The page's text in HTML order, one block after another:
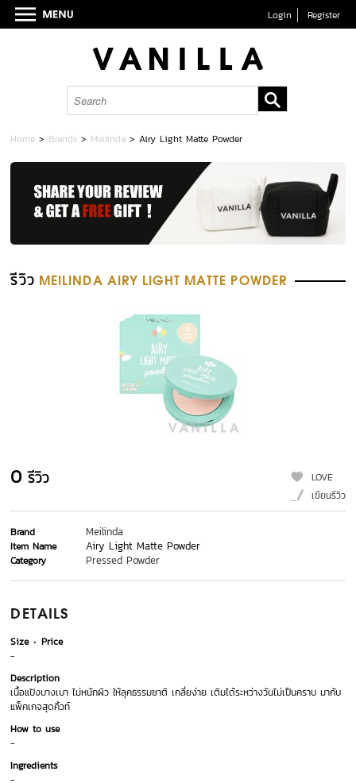
Login Register
Home > Brands > Meilinda >Airy Light Matte Powder
รีวิว MEILINDA AIRY LIGHT MATTE POWDER
0 รีวิว
LOVE
เขียนรีวิว
Brand Meilinda
Item Name Airy Light Matte Powder
Category Pressed Powder
DETAILS
Size
Price
-
Description
เนื้อแป้งบางเบา ไม่หนักผิว ให้ลุคธรรมชาติ เกลี่ยง่าย เติมได้ระหว่างวันไม่เป็นคราบ มากับ
แพ็คเกจสุดคิ้วท์
How to use
-
Ingredients
-